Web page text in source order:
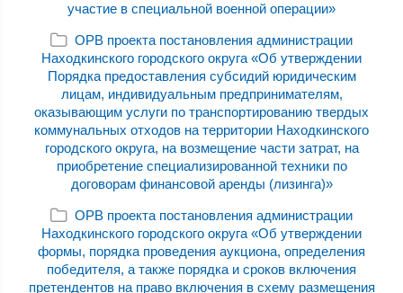
участие в специальной военной операции»
ОРВ проекта постановления администрации
Находкинского городского округа «Об утверждении
Порядка предоставления субсидий юридическим
лицам, индивидуальным предпринимателям,
оказывающим услуги по транспортированию твердых
коммунальных отходов на территории Находкинского
городского округа, на возмещение части затрат, на
приобретение специализированной техники по
договорам финансовой аренды (лизинга)»
ОРВ проекта постановления администрации
Находкинского городского округа «Об утверждении
формы, порядка проведения аукциона, определения
победителя, а также порядка и сроков включения
претендентов на право включения в схему размещения